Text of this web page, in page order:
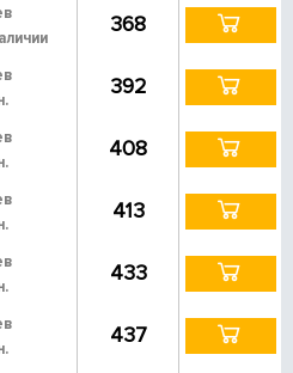
368
392
408
413
433
437